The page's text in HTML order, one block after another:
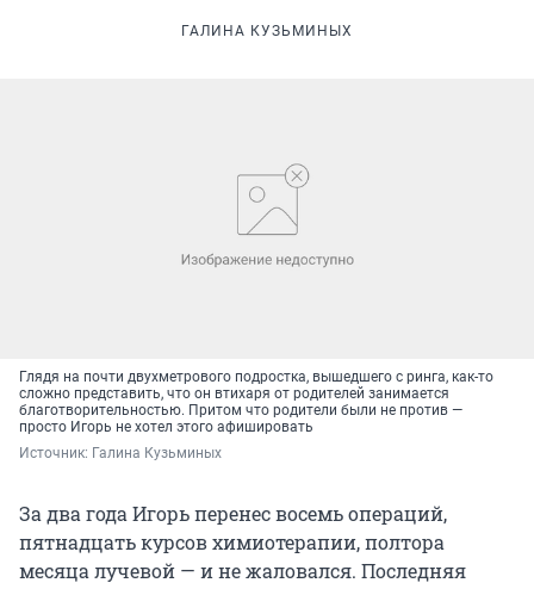
ГАЛИНА КУЗЬМИНЫХ
Глядя на почти двухметрового подростка, вышедшего с ринга, как-то
сложно представить, что он втихаря от родителей занимается
благотворительностью. Притом что родители были не против —
просто Игорь не хотел этого афишировать
Источник: Галина Кузьминых
За два года Игорь перенес восемь операций,
пятнадцать курсов химиотерапии, полтора
месяца лучевой — и не жаловался. Последняя